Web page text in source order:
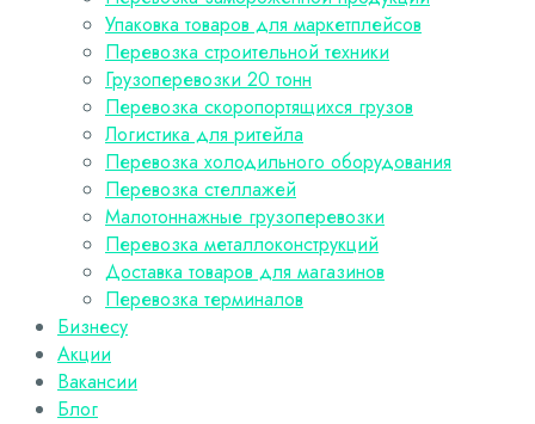
Упаковка товаров для маркетплейсов
Перевозка строительной техники
Грузоперевозки 20 тонн
Перевозка скоропортящихся грузов
Логистика для ритейла
Перевозка холодильного оборудования
Перевозка стеллажей
Малотоннажные грузоперевозки
Перевозка металлоконструкций
Доставка товаров для магазинов
Перевозка терминалов
Бизнесу
Акции
Вакансии
Блог